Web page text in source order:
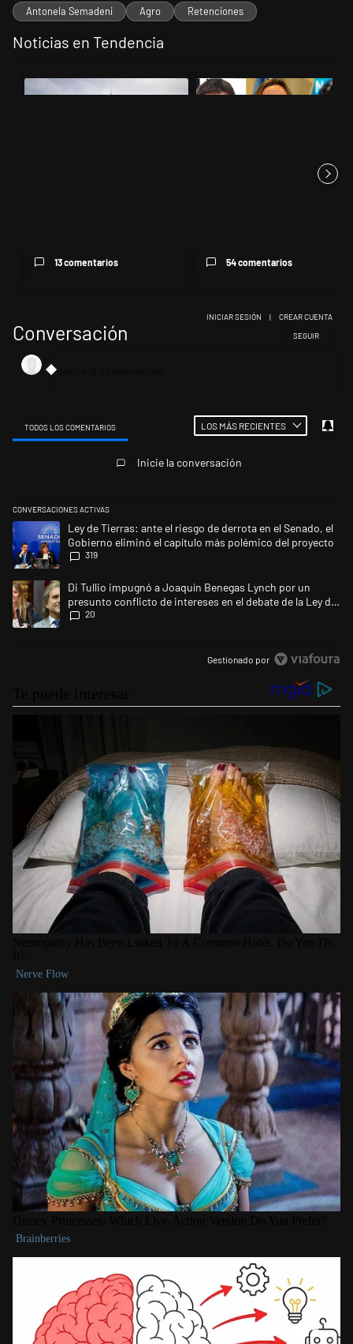
Antonela Semadeni Agro Retenciones
Noticias en Tendencia
Un artículo de tendencia con el título "Dónde serán los cortes por
13 comentarios
Un artículo de tendencia con el
54 comentarios
Conversación SIGA ESTA
SEGUIR
INICIAR SESIÓN | CREAR CUENTA
TODOS LOS COMENTARIOS LOS MÁS RECIENTES
Inicie la conversación
CONVERSACIONES ACTIVAS
Este listado muestra los artículos con más comentarios en los últimos
Un artículo de tendencia con el título "Ley de Tierras: ante el riesgo
Ley de Tierras: ante el riesgo de derrota en el Senado, el
Gobierno eliminó el capítulo más polémico del proyecto
319
Un artículo de tendencia con el título "Di Tullio impugnó a Joaquín
Di Tullio impugnó a Joaquín Benegas Lynch por un
presunto conflicto de intereses en el debate de la Ley de
Tierras
20
Gestionado por